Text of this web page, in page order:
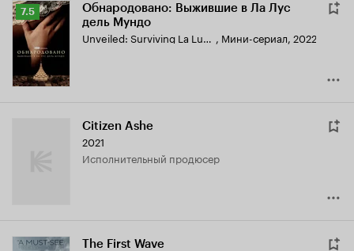
Рейтинг
Кинопоиска
7.5
7.5
Обнародовано: Выжившие в Ла Лус
дель Мундо
Unveiled: Surviving La Luz Del Mundo , Мини-сериал, 2022
Citizen Ashe
2021
исполнительный продюсер
The First Wave